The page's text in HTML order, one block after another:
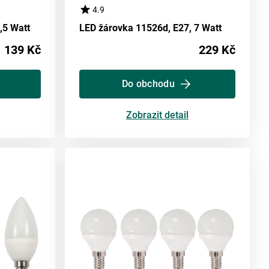
Watt
139 Kč
4.9
LED žárovka 11526d, E27, 7 Watt
229 Kč
Do obchodu
Zobrazit detail